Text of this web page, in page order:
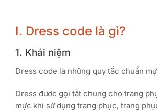
I. Dress code là gì?
1. Khái niệm
Dress code là những quy tắc chuẩn
Dress đươc gọi tắt chung cho trang
mực khi sử dụng trang phục, trang